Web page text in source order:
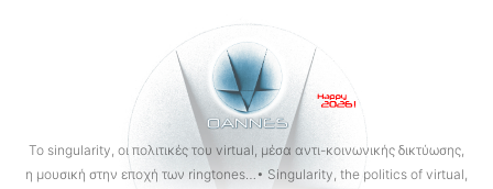
OANNES
To singularity, οι πολιτικές του virtual, μέσα αντι-κοινωνικής δικτύωσης,
η μουσική στην εποχή των ringtones…• Singularity, the politics of virtual,